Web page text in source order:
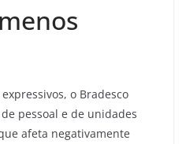
o Bradesco
pessoal e de unidades
afeta negativamente